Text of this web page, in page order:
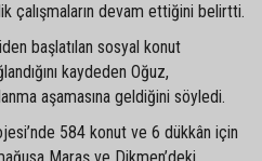
çalışmaların devam ettiğini belirtti.
başlatılan sosyal konut
kaydeden Oğuz,
aşamasına geldiğini söyledi.
584 konut ve 6 dükkân için